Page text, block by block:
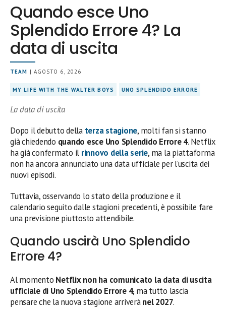
Quando esce Uno
Splendido Errore 4? La
data di uscita
TEAM | AGOSTO 6, 2026
MY LIFE WITH THE WALTER BOYS UNO SPLENDIDO ERRORE
La data di uscita
Dopo il debutto della terza stagione, molti fan si stanno
già chiedendo quando esce Uno Splendido Errore 4. Netflix
ha già confermato il rinnovo della serie, ma la piattaforma
non ha ancora annunciato una data ufficiale per l’uscita dei
nuovi episodi.
Tuttavia, osservando lo stato della produzione e il
calendario seguito dalle stagioni precedenti, è possibile fare
una previsione piuttosto attendibile.
Quando uscirà Uno Splendido
Errore 4?
Al momento Netflix non ha comunicato la data di uscita
ufficiale di Uno Splendido Errore 4, ma tutto lascia
pensare che la nuova stagione arriverànel 2027.